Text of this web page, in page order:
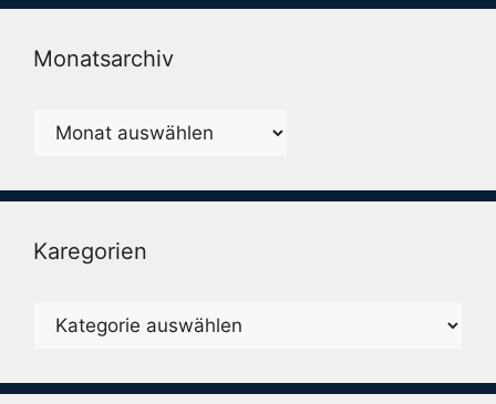
Monatsarchiv
Monatsarchiv
Karegorien
Karegorien